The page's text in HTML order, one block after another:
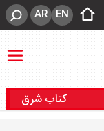
EN
AR
کتاب شرق